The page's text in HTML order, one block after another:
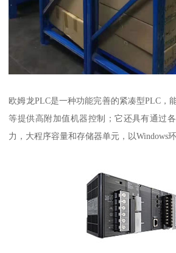
欧姆龙PLC是一种功能完善的紧凑型PLC，
等提供高附加值机器控制；它还具有通过
力，大程序容量和存储器单元，以Windows